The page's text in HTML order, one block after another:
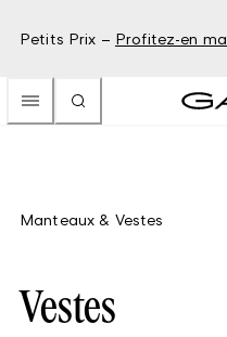
Petits Prix – Profitez-en
Manteaux & Vestes
Vestes